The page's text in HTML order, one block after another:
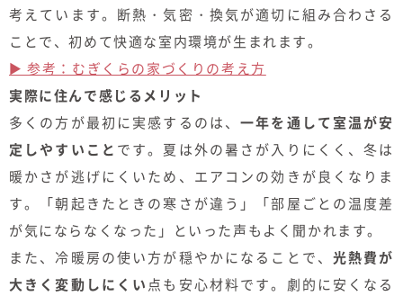
考えています。断熱・気密・換気が適切に組み合わさる
ことで、初めて快適な室内環境が生まれます。
▶ 参考：むぎくらの家づくりの考え方
実際に住んで感じるメリット
多くの方が最初に実感するのは、一年を通して室温が安
定しやすいこと です。夏は外の暑さが入りにくく、冬は
暖かさが逃げにくいため、エアコンの効きが良くなりま
す。「朝起きたときの寒さが違う」「部屋ごとの温度差
が気にならなくなった」といった声もよく聞かれます。
また、冷暖房の使い方が穏やかになることで、 光熱費が
大きく変動しにくい 点も安心材料です。劇的に安くなる